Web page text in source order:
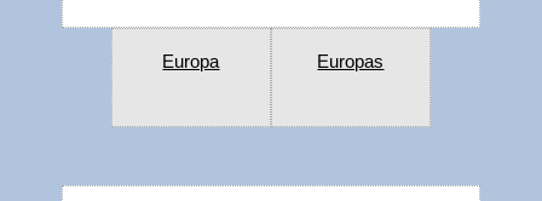
Europa Europas